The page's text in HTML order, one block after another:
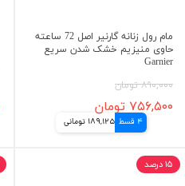
مام رول زنانه گارنیر اصل 72 ساعته
حاوی منیزیم خشک شدن سریع
Garnier
۸۹۰,۰۰۰ تومان
۷۵۶,۵۰۰ تومان
4 قسط 189,125 تومانی
۱۵ درصد